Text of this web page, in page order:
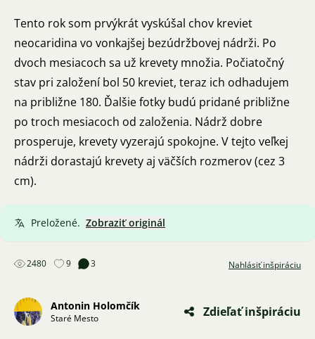
Tento rok som prvýkrát vyskúšal chov kreviet
neocaridina vo vonkajšej bezúdržbovej nádrži. Po
dvoch mesiacoch sa už krevety množia. Počiatočný
stav pri založení bol 50 kreviet, teraz ich odhadujem
na približne 180. Ďalšie fotky budú pridané približne
po troch mesiacoch od založenia. Nádrž dobre
prosperuje, krevety vyzerajú spokojne. V tejto veľkej
nádrži dorastajú krevety aj väčších rozmerov (cez 3
cm).
Preložené. Zobraziť originál
2480 9 3 Nahlásiť inšpiráciu
Antonin Holomčík
Staré Mesto Zdieľať inšpiráciu